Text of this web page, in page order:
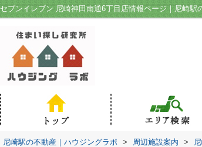
セブンイレブン 尼崎神田南通6丁目店情報ページ｜尼崎駅
尼崎駅の不動産｜ハウジングラボ > 周辺施設案内 >